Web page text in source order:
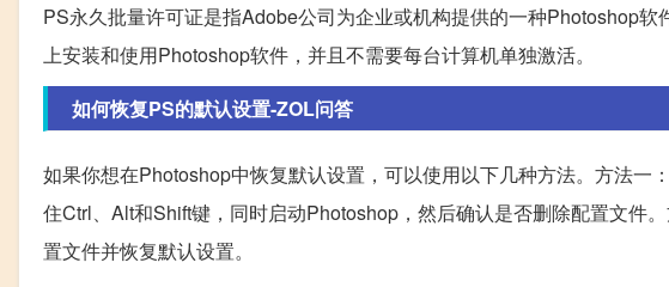
PS永久批量许可证是指Adobe公司为企业或机构提供的一种Photoshop
上安装和使用Photoshop软件，并且不需要每台计算机单独激活。
如何恢复PS的默认设置-ZOL问答
如果你想在Photoshop中恢复默认设置，可以使用以下几种方法。方法
住Ctrl、Alt和Shift键，同时启动Photoshop，然后确认是否删除配置文件
置文件并恢复默认设置。